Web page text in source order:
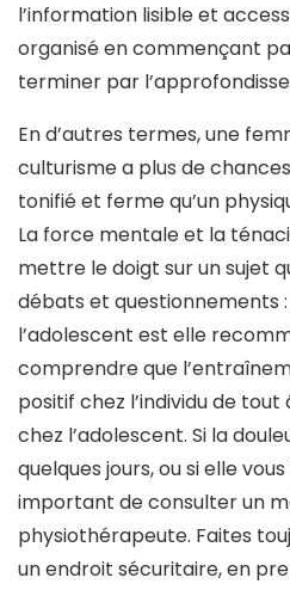
l’information lisible et
organisé en commençant
terminer par
En d’autres termes, une
culturisme a plus de
tonifié et ferme qu’un
La force mentale et la
mettre le doigt sur un sujet
débats et questionnements
l’adolescent est elle
comprendre que
positif chez l’individu de
chez l’adolescent. Si la
quelques jours, ou si elle
important de consulter un
physiothérapeute. Faites
un endroit sécuritaire, en